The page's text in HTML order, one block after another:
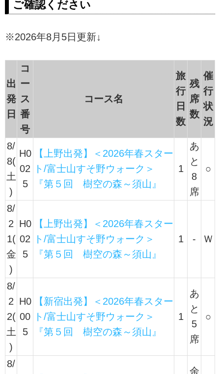
ご確認ください
※2026年8月5日更新↓
出
発
日
コ
ー
ス
番
号
コース名
旅
行
日
数
残
席
数
催
行
状
況
8/
8(
土
)
H0
02
5
【上野出発】＜2026年春スター
ト/富士山すそ野ウォーク＞
『第５回 樹空の森～須山』
1
あ
と
8
席
○
8/
2
1(
金
)
H0
02
5
【上野出発】＜2026年春スター
ト/富士山すそ野ウォーク＞
『第５回 樹空の森～須山』
1 - Ｗ
8/
2
2(
土
)
H0
00
5
【新宿出発】＜2026年春スター
ト/富士山すそ野ウォーク＞
『第５回 樹空の森～須山』
1
あ
と
5
席
○
8/
余